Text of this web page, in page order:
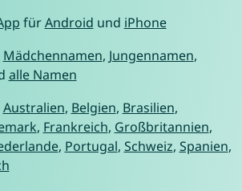
fürAndroid und iPhone
Mädchennamen, Jungennamen,
alle Namen
Australien, Belgien, Brasilien,
, Frankreich, Großbritannien,
, Portugal, Schweiz, Spanien,